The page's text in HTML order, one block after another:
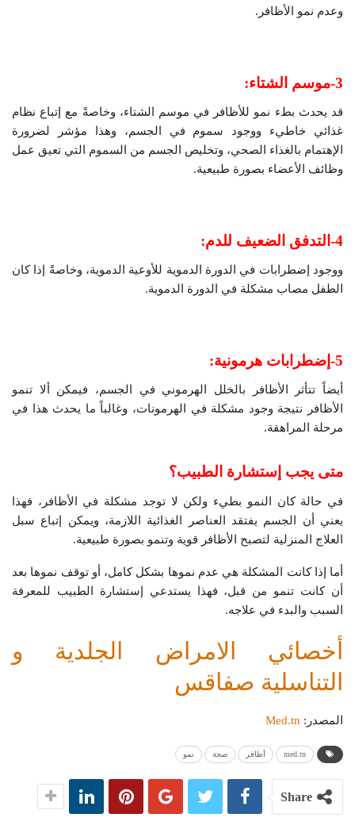
وعدم نمو الأظافر.
3-موسم الشتاء:
قد يحدث بطء نمو للأظافر في موسم الشتاء، وخاصةً مع إتباع نظام
غذائي خاطيء ووجود سموم في الجسم، وهذا مؤشر لضرورة
الإهتمام بالغذاء الصحي، وتخليص الجسم من السموم التي تعيق عمل
وظائف الأعضاء بصورة طبيعية.
4-التدفق الضعيف للدم:
ووجود إضطرابات في الدورة الدموية للأوعية الدموية، وخاصةً إذا كان
الطفل مصاب مشكلة في الدورة الدموية.
5-إضطرابات هرمونية:
أيضاً تتأثر الأظافر بالخلل الهرموني في الجسم، فيمكن ألا تنمو
الأظافر نتيجة وجود مشكلة في الهرمونات، وغالباً ما يحدث هذا في
مرحلة المراهقة.
متى يجب إستشارة الطبيب؟
في حالة كان النمو بطيء ولكن لا توجد مشكلة في الأظافر، فهذا
يعني أن الجسم يفتقد العناصر الغذائية اللازمة، ويمكن إتباع سبل
العلاج المنزلية لتصبح الأظافر قوية وتنمو بصورة طبيعية.
أما إذا كانت المشكلة هي عدم نموها بشكل كامل، أو توقف نموها بعد
أن كانت تنمو من قبل، فهذا يستدعي إستشارة الطبيب للمعرفة
السبب والبدء في علاجه.
أخصائي الامراض الجلدية و
التناسلية صفاقس
المصدر: Med.tn
med.tn أظافر صحة نمو
Share